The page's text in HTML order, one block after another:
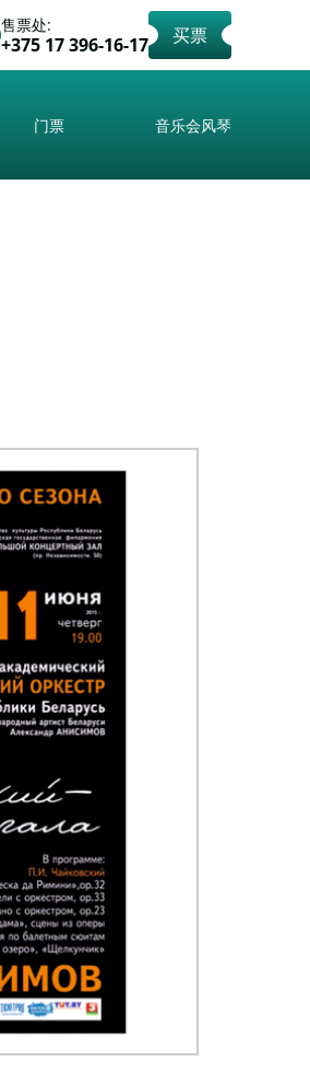
售票处:
+375 17 396-16-17 买票
门票 音乐会风琴